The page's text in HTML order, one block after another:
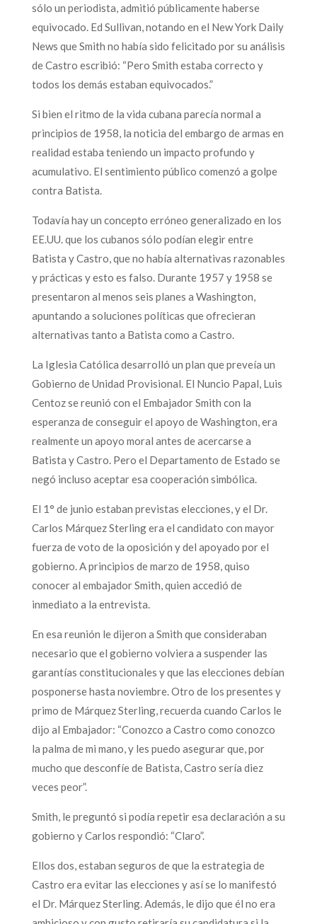
sólo un periodista, admitió públicamente haberse
equivocado. Ed Sullivan, notando en el New York Daily
News que Smith no había sido felicitado por su análisis
de Castro escribió: “Pero Smith estaba correcto y
todos los demás estaban equivocados.”
Si bien el ritmo de la vida cubana parecía normal a
principios de 1958, la noticia del embargo de armas en
realidad estaba teniendo un impacto profundo y
acumulativo. El sentimiento público comenzó a golpe
contra Batista.
Todavía hay un concepto erróneo generalizado en los
EE.UU. que los cubanos sólo podían elegir entre
Batista y Castro, que no había alternativas razonables
y prácticas y esto es falso. Durante 1957 y 1958 se
presentaron al menos seis planes a Washington,
apuntando a soluciones políticas que ofrecieran
alternativas tanto a Batista como a Castro.
La Iglesia Católica desarrolló un plan que preveía un
Gobierno de Unidad Provisional. El Nuncio Papal, Luis
Centoz se reunió con el Embajador Smith con la
esperanza de conseguir el apoyo de Washington, era
realmente un apoyo moral antes de acercarse a
Batista y Castro. Pero el Departamento de Estado se
negó incluso aceptar esa cooperación simbólica.
El 1° de junio estaban previstas elecciones, y el Dr.
Carlos Márquez Sterling era el candidato con mayor
fuerza de voto de la oposición y del apoyado por el
gobierno. A principios de marzo de 1958, quiso
conocer al embajador Smith, quien accedió de
inmediato a la entrevista.
En esa reunión le dijeron a Smith que consideraban
necesario que el gobierno volviera a suspender las
garantías constitucionales y que las elecciones debían
posponerse hasta noviembre. Otro de los presentes y
primo de Márquez Sterling, recuerda cuando Carlos le
dijo al Embajador: “Conozco a Castro como conozco
la palma de mi mano, y les puedo asegurar que, por
mucho que desconfíe de Batista, Castro sería diez
veces peor”.
Smith, le preguntó si podía repetir esa declaración a su
gobierno y Carlos respondió: “Claro”.
Ellos dos, estaban seguros de que la estrategia de
Castro era evitar las elecciones y así se lo manifestó
el Dr. Márquez Sterling. Además, le dijo que él no era